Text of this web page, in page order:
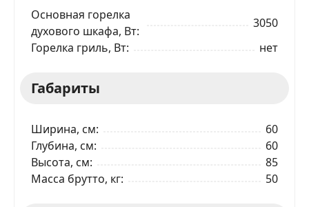
Основная горелка
духового шкафа, Вт
3050
Горелка гриль, Вт
нет
Габариты
Ширина, см
60
Глубина, см
60
Высота, см
85
Масса брутто, кг
50